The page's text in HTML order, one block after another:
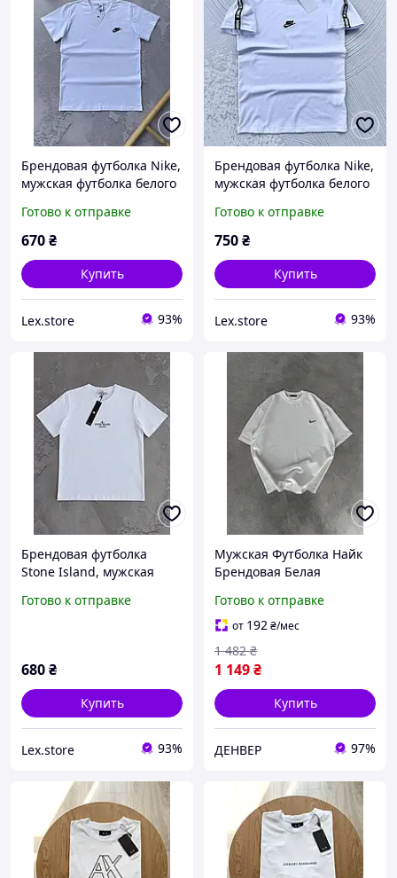
Брендовая футболка Nike,
мужская футболка белого
Nike для мужчин с
вышитым логотипом
Готово к отправке
670₴
Купить
Lex.store 93%
Брендовая футболка Nike,
мужская футболка белого
Nike для мужчин с
лампасами и вышитым
Готово к отправке
750₴
Купить
Lex.store 93%
Брендовая футболка
Stone Island, мужская
белая футболка Stone
Готово к отправке
680₴
Купить
Lex.store 93%
Мужская Футболка Найк
Брендовая Белая
Nike Денвер Футболка
Чоловіча Найк Брендова
Біла Однотонна З
Готово к отправке
от 192₴/мес
1 149₴
1 482 ₴
Купить
ДЕНВЕР 97%